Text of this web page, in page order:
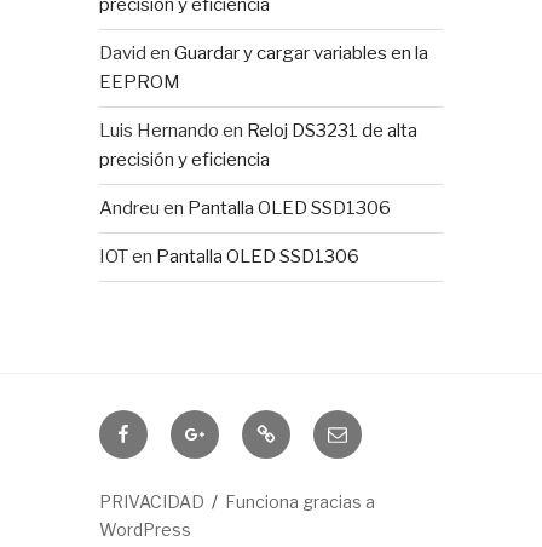
precisión y eficiencia
David enGuardar y cargar variables en la
EEPROM
Luis Hernando en Reloj DS3231 de alta
precisión y eficiencia
Andreu en Pantalla OLED SSD1306
IOTen Pantalla OLED SSD1306
DomóticaIOTUY RSS
Correo
electrónico
PRIVACIDAD
Funciona gracias a
WordPress